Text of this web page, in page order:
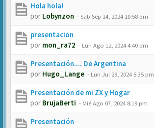
Hola hola!
por Lobynzon -Sab Sep 14, 2024 10:58 pm
presentacion
por mon_ra72 - Lun Ago 12, 2024 4:40 pm
Presentación.... De Argentina
por Hugo_Lange - Lun Jul 29, 2024 5:35 pm
Presentación de mi ZX y Hogar
por BrujaBerti - Mié Ago 07, 2024 8:19 pm
Presentación